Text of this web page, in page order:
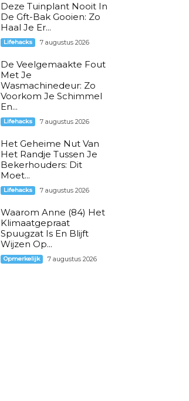
Deze Tuinplant Nooit In
De Gft-Bak Gooien: Zo
Haal Je Er...
Lifehacks 7 augustus 2026
De Veelgemaakte Fout
Met Je
Wasmachinedeur: Zo
Voorkom Je Schimmel
En...
Lifehacks 7 augustus 2026
Het Geheime Nut Van
Het Randje Tussen Je
Bekerhouders: Dit
Moet...
Lifehacks 7 augustus 2026
Waarom Anne (84) Het
Klimaatgepraat
Spuugzat Is En Blijft
Wijzen Op...
Opmerkelijk 7 augustus 2026